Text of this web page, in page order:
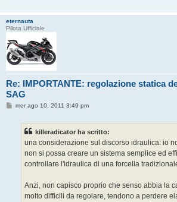
eternauta
Pilota Ufficiale
Re: IMPORTANTE: regolazione statica
SAG
Mmer ago 10, 2011 3:49 pm
killeradicator ha scritto:
una considerazione sul discorso idraulica: io
non si possa creare un sistema semplice ed
controllare l'idraulica di una forcella
Anzi, non capisco proprio che senso abbia la
molto difficili da regolare, tendono a perdere